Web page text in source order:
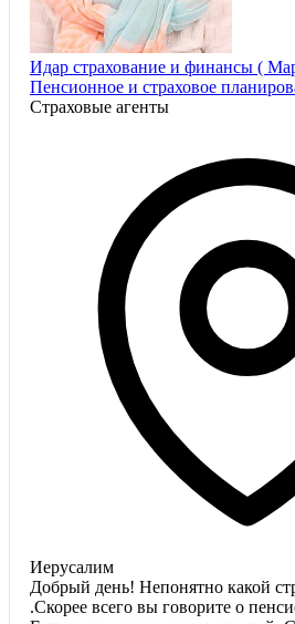
Идар страхование и финансы (
Пенсионное и страховое
Страховые агенты
Иерусалим
Добрый день! Непонятно какой
.Скорее всего вы говорите o